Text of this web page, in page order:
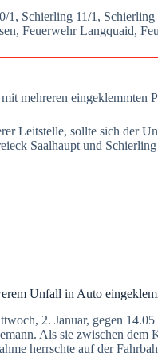
1, Schier­ling 11/1,
Feu­er­wehr Lang­quaid,
meh­re­ren ein­ge­klemm­ten
Leit­stel­le, soll­te sich der
Saal­haupt und
Unfall in Auto
2. Janu­ar, gegen 14.05
Als sie zwi­schen
herrsch­te auf der